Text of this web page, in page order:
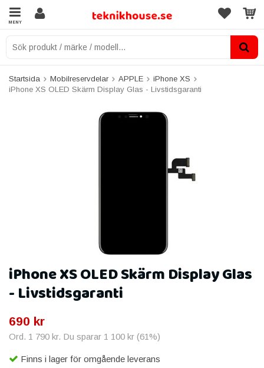
MENY
Startsida Mobilreservdelar APPLE
iPhone XS
iPhone XS OLED Skärm Display Glas - Livstidsgaranti
iPhone XS OLED Skärm Display Glas
- Livstidsgaranti
690 kr
Ord. 1 790 kr. Du sparar 1 100 kr (61%)
Finns i lager för omgående leverans